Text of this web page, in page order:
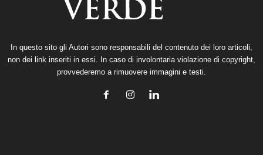
In questo sito gli Autori sono responsabili del contenuto dei loro articoli,
non dei link inseriti in essi. In caso di involontaria violazione di copyright,
provvederemo a rimuovere immagini e testi.